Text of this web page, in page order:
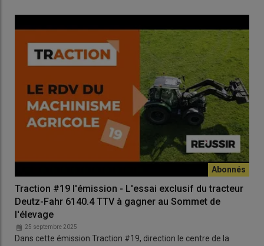
Traction #19 l'émission - L'essai exclusif du tracteur
Deutz-Fahr 6140.4 TTV à gagner au Sommet de
l'élevage
25 septembre 2025
Dans cette émission Traction #19, direction le centre de la